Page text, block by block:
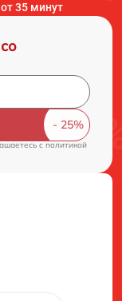
35 минут
cполитикой